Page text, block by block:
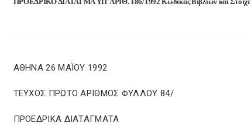
ΑΘΗΝΑ 26 ΜΑΪΟΥ 1992
ΤΕΥΧΟΣ ΠΡΩΤΟ ΑΡΙΘΜΟΣ ΦΥΛΛΟΥ 84/
ΠΡΟΕΔΡΙΚΑ ΔΙΑΤΑΓΜΑΤΑ